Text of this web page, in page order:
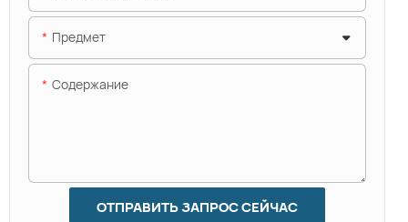
Предмет
Содержание
ОТПРАВИТЬ ЗАПРОС СЕЙЧАС